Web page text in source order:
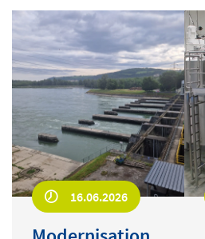
16.06.2026